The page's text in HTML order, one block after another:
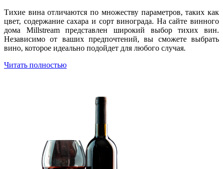
Тихие вина отличаются по множеству параметров, таких как
цвет, содержание сахара и сорт винограда. На сайте винного
дома Millstream представлен широкий выбор тихих вин.
Независимо от ваших предпочтений, вы сможете выбрать
вино, которое идеально подойдет для любого случая.
Читать полностью